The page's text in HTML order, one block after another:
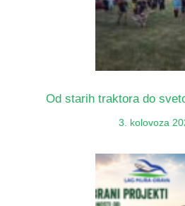
Od starih traktora do
3. kolovoza